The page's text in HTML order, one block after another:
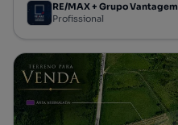
RE/MAX + Grupo Vantagem
Profissional